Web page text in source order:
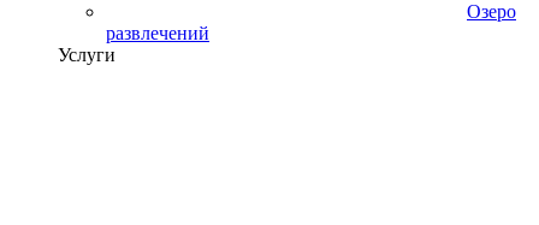
Озеро
развлечений
Услуги